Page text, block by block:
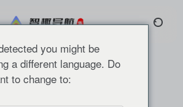
you might be
a different language. Do
to change to: